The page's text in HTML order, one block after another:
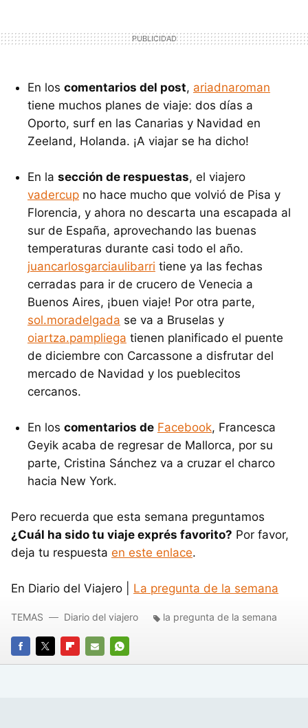
En los comentarios del post, ariadnaroman
tiene muchos planes de viaje: dos días a
Oporto, surf en las Canarias y Navidad en
Zeeland, Holanda. ¡A viajar se ha dicho!
En la sección de respuestas, el viajero
vadercup no hace mucho que volvió de Pisa y
Florencia, y ahora no descarta una escapada al
sur de España, aprovechando las buenas
temperaturas durante casi todo el año.
juancarlosgarciaulibarri tiene ya las fechas
cerradas para ir de crucero de Venecia a
Buenos Aires, ¡buen viaje! Por otra parte,
sol.moradelgada se va a Bruselas y
oiartza.pampliega tienen planificado el puente
de diciembre con Carcassone a disfrutar del
mercado de Navidad y los pueblecitos
cercanos.
En los comentarios de Facebook, Francesca
Geyik acaba de regresar de Mallorca, por su
parte, Cristina Sánchez va a cruzar el charco
hacia New York.
Pero recuerda que esta semana preguntamos
¿Cuál ha sido tu viaje exprés favorito? Por favor,
deja tu respuesta en este enlace.
En Diario del Viajero | La pregunta de la semana
FACEBOOK
TWITTERFLIPBOARD
E-
WHATSAPP
TEMAS Diario del viajero la pregunta de la semana